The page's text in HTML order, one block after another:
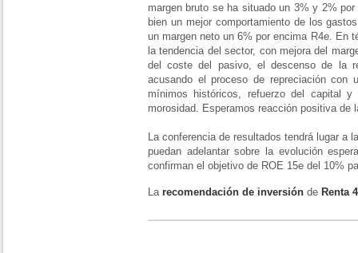
margen bruto se ha situado un 3% y 2%
bien un mejor comportamiento de los
un margen neto un 6% por encima R4e. En
la tendencia del sector, con mejora del
del coste del pasivo, el descenso de la
acusando el proceso de repreciación
mínimos históricos, refuerzo del capital
morosidad. Esperamos reacción positiva de
La conferencia de resultados tendrá lugar a
puedan adelantar sobre la evolución
confirman el objetivo de ROE 15e del 10%
La recomendación de inversión de Renta